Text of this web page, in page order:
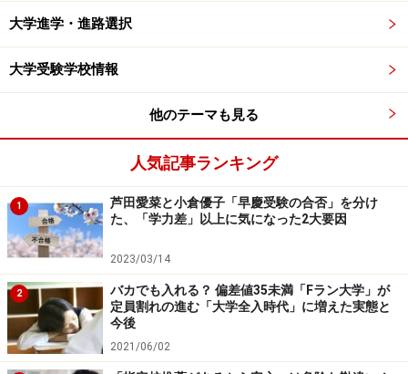
大学進学・進路選択
大学受験学校情報
他のテーマも見る
人気記事ランキング
1
芦田愛菜と小倉優子「早慶受験の合否」を分け
た、「学力差」以上に気になった2大要因
2023/03/14
2
バカでも入れる？ 偏差値35未満「Fラン大学」が
定員割れの進む「大学全入時代」に増えた実態と
今後
2021/06/02